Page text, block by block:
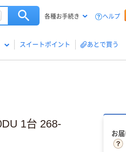
各種お手続き ヘルプ
スイートポイント あとで買う
1台 268-
お届